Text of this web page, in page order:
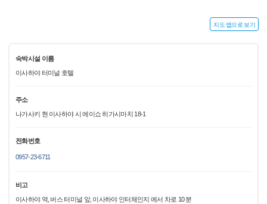
지도 앱으로 보기
숙박시설 이름
이사하야 터미널 호텔
주소
나가사키 현 이사하야 시 에이쇼 히가시마치 18-1
전화번호
0957-23-6711
비고
이사하야 역, 버스 터미널 앞, 이사하야 인터체인지 에서 차로 10 분